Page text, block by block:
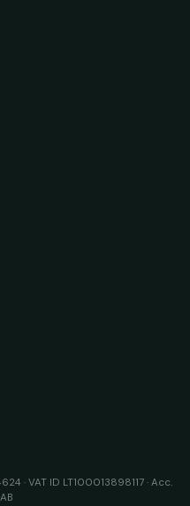
· VAT ID LT100013898117 · Acc.